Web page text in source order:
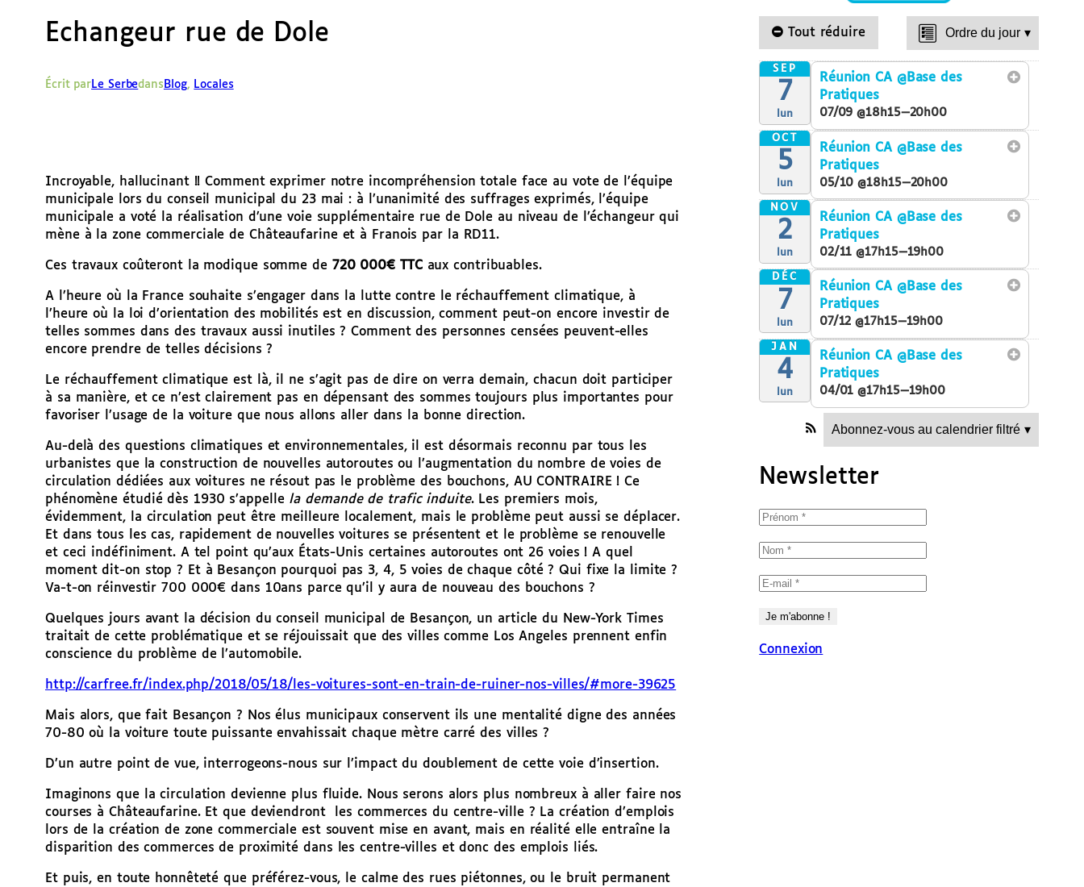
Echangeur rue de Dole
Écrit par Le Serbedans Blog, Locales
Incroyable, hallucinant !! Comment exprimer notre incompréhension totale face au vote de l’équipe
municipale lors du conseil municipal du 23 mai : à l’unanimité des suffrages exprimés, l’équipe
municipale a voté la réalisation d’une voie supplémentaire rue de Dole au niveau de l’échangeur qui
mène à la zone commerciale de Châteaufarine et à Franois par la RD11.
Ces travaux coûteront la modique somme de 720 000€ TTCaux contribuables.
A l’heure où la France souhaite s’engager dans la lutte contre le réchauffement climatique, à
l’heure où la loi d’orientation des mobilités est en discussion, comment peut-on encore investir de
telles sommes dans des travaux aussi inutiles ? Comment des personnes censées peuvent-elles
encore prendre de telles décisions ?
Le réchauffement climatique est là, il ne s’agit pas de dire on verra demain, chacun doit participer
à sa manière, et ce n’est clairement pas en dépensant des sommes toujours plus importantes pour
favoriser l’usage de la voiture que nous allons aller dans la bonne direction.
Au-delà des questions climatiques et environnementales, il est désormais reconnu par tous les
urbanistes que la construction de nouvelles autoroutes ou l’augmentation du nombre de voies de
circulation dédiées aux voitures ne résout pas le problème des bouchons, AU CONTRAIRE ! Ce
phénomène étudié dès 1930 s’appelle la demande de trafic induite. Les premiers mois,
évidemment, la circulation peut être meilleure localement, mais le problème peut aussi se déplacer.
Et dans tous les cas, rapidement de nouvelles voitures se présentent et le problème se renouvelle
et ceci indéfiniment. A tel point qu’aux États-Unis certaines autoroutes ont 26 voies ! A quel
moment dit-on stop ? Et à Besançon pourquoi pas 3, 4, 5 voies de chaque côté ? Qui fixe la limite ?
Va-t-on réinvestir 700 000€ dans 10ans parce qu’il y aura de nouveau des bouchons ?
Quelques jours avant la décision du conseil municipal de Besançon, un article du New-York Times
traitait de cette problématique et se réjouissait que des villes comme Los Angeles prennent enfin
conscience du problème de l’automobile.
http://carfree.fr/index.php/2018/05/18/les-voitures-sont-en-train-de-ruiner-nos-villes/#more-39625
Mais alors, que fait Besançon ? Nos élus municipaux conservent ils une mentalité digne des années
70-80 où la voiture toute puissante envahissait chaque mètre carré des villes ?
D’un autre point de vue, interrogeons-nous sur l’impact du doublement de cette voie d’insertion.
Imaginons que la circulation devienne plus fluide. Nous serons alors plus nombreux à aller faire nos
courses à Châteaufarine. Et que deviendront les commerces du centre-ville ? La création d’emplois
lors de la création de zone commerciale est souvent mise en avant, mais en réalité elle entraîne la
disparition des commerces de proximité dans les centre-villes et donc des emplois liés.
Et puis, en toute honnêteté que préférez-vous, le calme des rues piétonnes, ou le bruit permanent
Tout réduire Ordre du jour ▾
SEP
7
lun
Réunion CA @Base des
Pratiques
07/09 @18h15—20h00
OCT
5
lun
Réunion CA @Base des
Pratiques
05/10 @18h15—20h00
NOV
2
lun
Réunion CA @Base des
Pratiques
02/11 @17h15—19h00
DÉC
7
lun
Réunion CA @Base des
Pratiques
07/12 @17h15—19h00
JAN
4
lun
Réunion CA @Base des
Pratiques
04/01 @17h15—19h00
Abonnez-vous au calendrier filtré ▾
Newsletter
Connexion